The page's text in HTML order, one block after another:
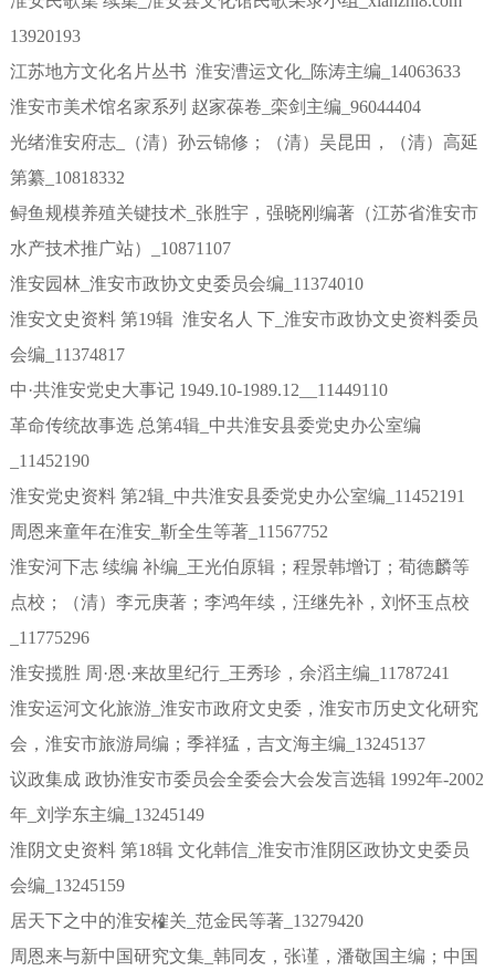
13920193
江苏地方文化名片丛书 淮安漕运文化_陈涛主编_14063633
淮安市美术馆名家系列 赵家葆卷_栾剑主编_96044404
光绪淮安府志_（清）孙云锦修；（清）吴昆田，（清）高延
第纂_10818332
鲟鱼规模养殖关键技术_张胜宇，强晓刚编著（江苏省淮安市
水产技术推广站）_10871107
淮安园林_淮安市政协文史委员会编_11374010
淮安文史资料 第19辑 淮安名人 下_淮安市政协文史资料委员
会编_11374817
中·共淮安党史大事记 1949.10-1989.12__11449110
革命传统故事选 总第4辑_中共淮安县委党史办公室编
_11452190
淮安党史资料 第2辑_中共淮安县委党史办公室编_11452191
周恩来童年在淮安_靳全生等著_11567752
淮安河下志 续编 补编_王光伯原辑；程景韩增订；荀德麟等
点校；（清）李元庚著；李鸿年续，汪继先补，刘怀玉点校
_11775296
淮安揽胜 周·恩·来故里纪行_王秀珍，余滔主编_11787241
淮安运河文化旅游_淮安市政府文史委，淮安市历史文化研究
会，淮安市旅游局编；季祥猛，吉文海主编_13245137
议政集成 政协淮安市委员会全委会大会发言选辑 1992年-2002
年_刘学东主编_13245149
淮阴文史资料 第18辑 文化韩信_淮安市淮阴区政协文史委员
会编_13245159
居天下之中的淮安榷关_范金民等著_13279420
周恩来与新中国研究文集_韩同友，张谨，潘敬国主编；中国